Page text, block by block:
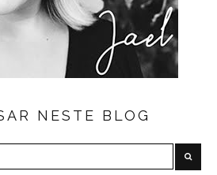
NESTE BLOG